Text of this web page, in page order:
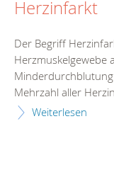
Herzinfarkt
Der Begriff
Herzmuskelgewebe
Mehrzahl aller
Weiterlesen